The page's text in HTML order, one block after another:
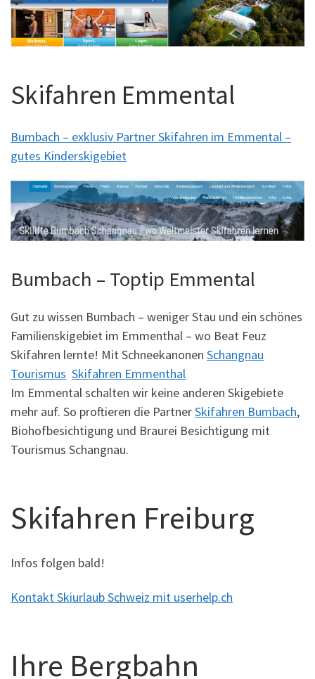
Skifahren Emmental
Bumbach – exklusiv Partner Skifahren im Emmental –
gutes Kinderskigebiet
Bumbach – Toptip Emmental
Gut zu wissen Bumbach – weniger Stau und ein schönes
Familienskigebiet im Emmenthal – wo Beat Feuz
Skifahren lernte! Mit Schneekanonen Schangnau
Tourismus Skifahren Emmenthal
Im Emmental schalten wir keine anderen Skigebiete
mehr auf. So proftieren die PartnerSkifahren Bumbach,
Biohofbesichtigung und Braurei Besichtigung mit
Tourismus Schangnau.
Skifahren Freiburg
Infos folgen bald!
Kontakt Skiurlaub Schweiz mit userhelp.ch
Ihre Bergbahn